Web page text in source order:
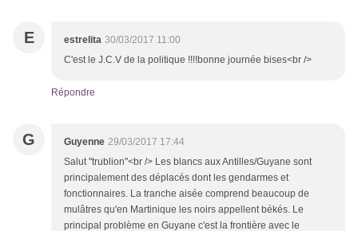
E estrelita 30/03/2017 11:00
C'est le J.C.V de la politique !!!!bonne journée bises<br />
Répondre
G Guyenne 29/03/2017 17:44
Salut "trublion"<br /> Les blancs aux Antilles/Guyane sont
principalement des déplacés dont les gendarmes et
fonctionnaires. La tranche aisée comprend beaucoup de
mulâtres qu'en Martinique les noirs appellent békés. Le
principal problème en Guyane c'est la frontière avec le